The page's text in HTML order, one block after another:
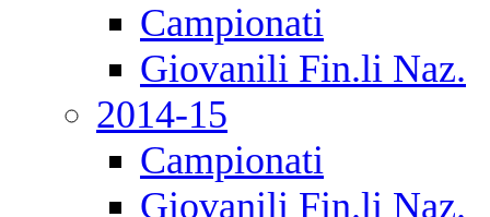
Campionati
Giovanili Fin.li Naz.
2014-15
Campionati
Giovanili Fin.li Naz.